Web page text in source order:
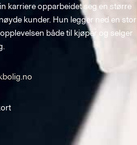
karriere opparbeidet seg en større
kunder. Hun legger ned en stor
både til kjøper og selger